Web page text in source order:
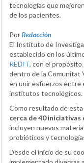
tecnologías que
de los pacientes.
PorRedacción
El Instituto de
establecido en los
REDIT, con el propósito
dentro de la Comunitat
en unir esfuerzos entre
institutos tecnológicos.
Como resultado de
cerca de 40 iniciativas
incluyen nuevos
probióticos y
Desde el inicio de su